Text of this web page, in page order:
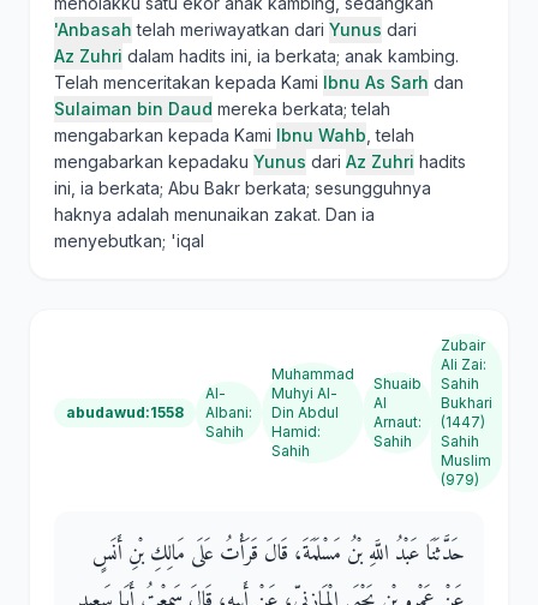
'Anbasah telah meriwayatkan dari Yunus dari
Az Zuhri dalam hadits ini, ia berkata; anak kambing.
Telah menceritakan kepada Kami Ibnu As Sarh dan
Sulaiman bin Daud mereka berkata; telah
mengabarkan kepada Kami Ibnu Wahb , telah
mengabarkan kepadaku Yunus dari Az Zuhri hadits
ini, ia berkata; Abu Bakr berkata; sesungguhnya
haknya adalah menunaikan zakat. Dan ia
menyebutkan; 'iqal
abudawud:1558
Al-
Albani:
Sahih
Muhammad
Muhyi Al-
Din Abdul
Hamid:
Sahih
Shuaib
Al
Arnaut:
Sahih
Zubair
Ali Zai:
Sahih
Bukhari
(1447)
Sahih
Muslim
(979)
حَدَّثَنَا عَبْدُ اللَّهِ بْنُ مَسْلَمَةَ، قَالَ قَرَأْتُ عَلَى مَالِكِ بْنِ أَنَسٍ